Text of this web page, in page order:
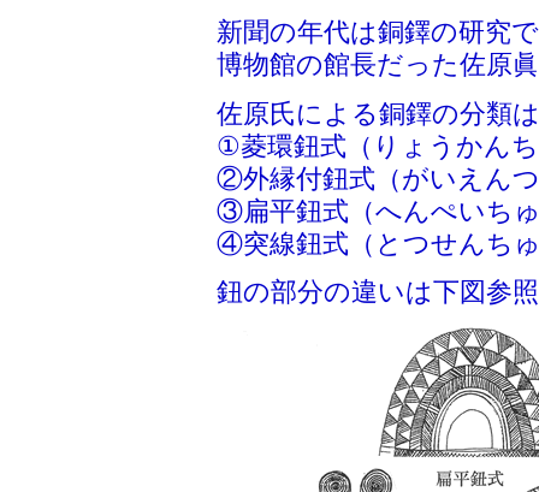
新聞の年代は銅鐸の研究
博物館の館長だった佐原
佐原氏による銅鐸の分類
①菱環鈕式（りょうかん
②外縁付鈕式（がいえん
③扁平鈕式（へんぺいち
④突線鈕式（とつせんち
鈕の部分の違いは下図参